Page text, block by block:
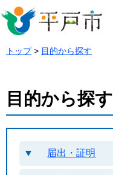
トップ> 目的から探す
目的から探す
届出・証明